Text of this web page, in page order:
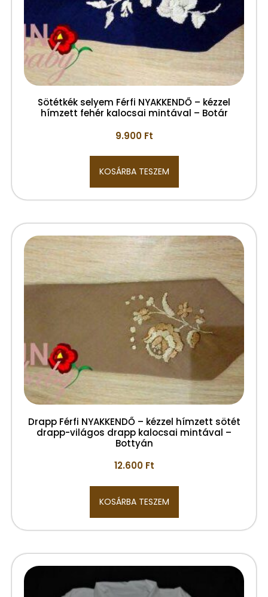
Sötétkék selyem Férfi NYAKKENDŐ – kézzel
hímzett fehér kalocsai mintával – Botár
9.900 Ft
KOSÁRBA TESZEM
Drapp Férfi NYAKKENDŐ – kézzel hímzett sötét
drapp-világos drapp kalocsai mintával –
Bottyán
12.600 Ft
KOSÁRBA TESZEM